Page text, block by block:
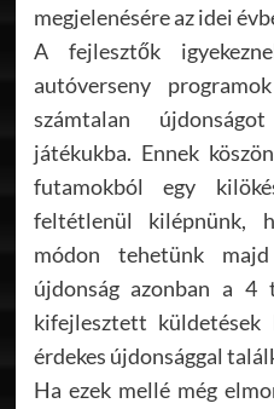
megjelenésére az idei
A fejlesztők
autóverseny
számtalan
játékukba. Ennek
futamokból egy
feltétlenül kilépnünk,
módon tehetünk
újdonság azonban a 4
kifejlesztett küldetések
érdekes újdonsággal
Ha ezek mellé még